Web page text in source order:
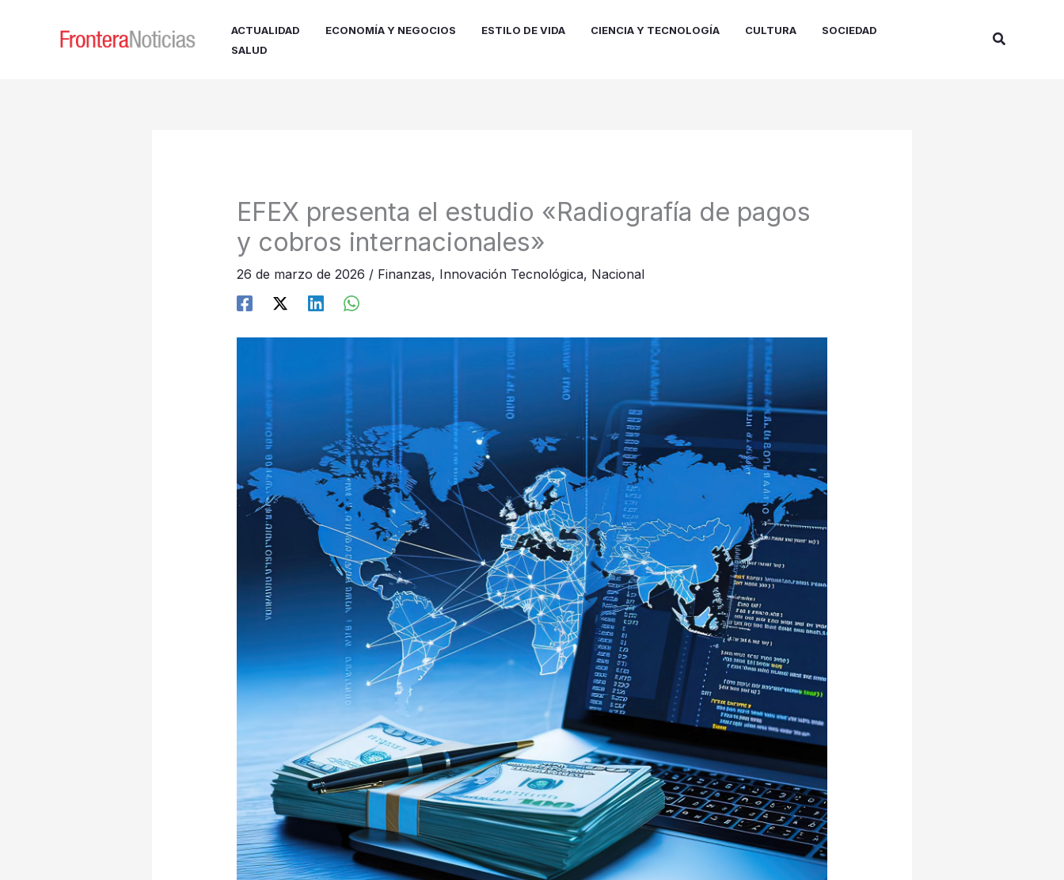
ACTUALIDAD ECONOMÍA Y NEGOCIOS ESTILO DE VIDA CIENCIA Y TECNOLOGÍA CULTURA
SOCIEDAD
SALUD
Buscar
EFEX presenta el estudio «Radiografía de pagos
y cobros internacionales»
26 de marzo de 2026 / Finanzas, Innovación Tecnológica, Nacional